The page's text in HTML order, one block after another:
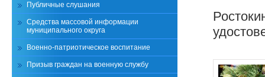
Публичные слушания
Средства массовой информации
муниципального округа
Военно-патриотическое воспитание
Призыв граждан на военную службу